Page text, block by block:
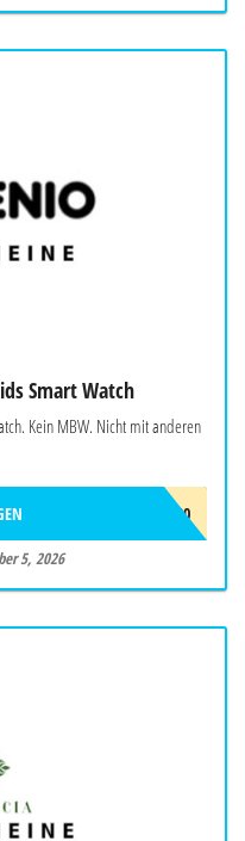
Smart Watch
Kein MBW. Nicht mit anderen
AF30
5, 2026